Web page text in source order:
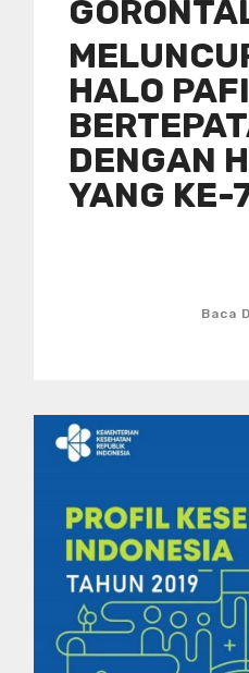
HALO PAFI
DENGAN
YANG KE-
Baca